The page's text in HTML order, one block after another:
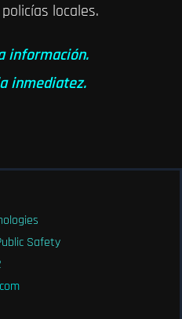
locales.
información.
inmediatez.
Safety